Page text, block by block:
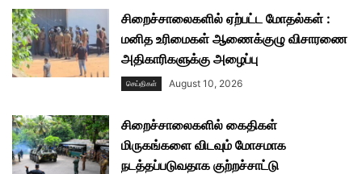
சிறைச்சாலைகளில் ஏற்பட்ட மோதல்கள் :
மனித உரிமைகள் ஆணைக்குழு விசாரணை
அதிகாரிகளுக்கு அழைப்பு
செய்திகள் August 10, 2026
சிறைச்சாலைகளில் கைதிகள்
மிருகங்களை விடவும் மோசமாக
நடத்தப்படுவதாக குற்றச்சாட்டு